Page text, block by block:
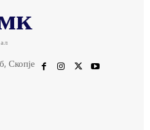
Скопје